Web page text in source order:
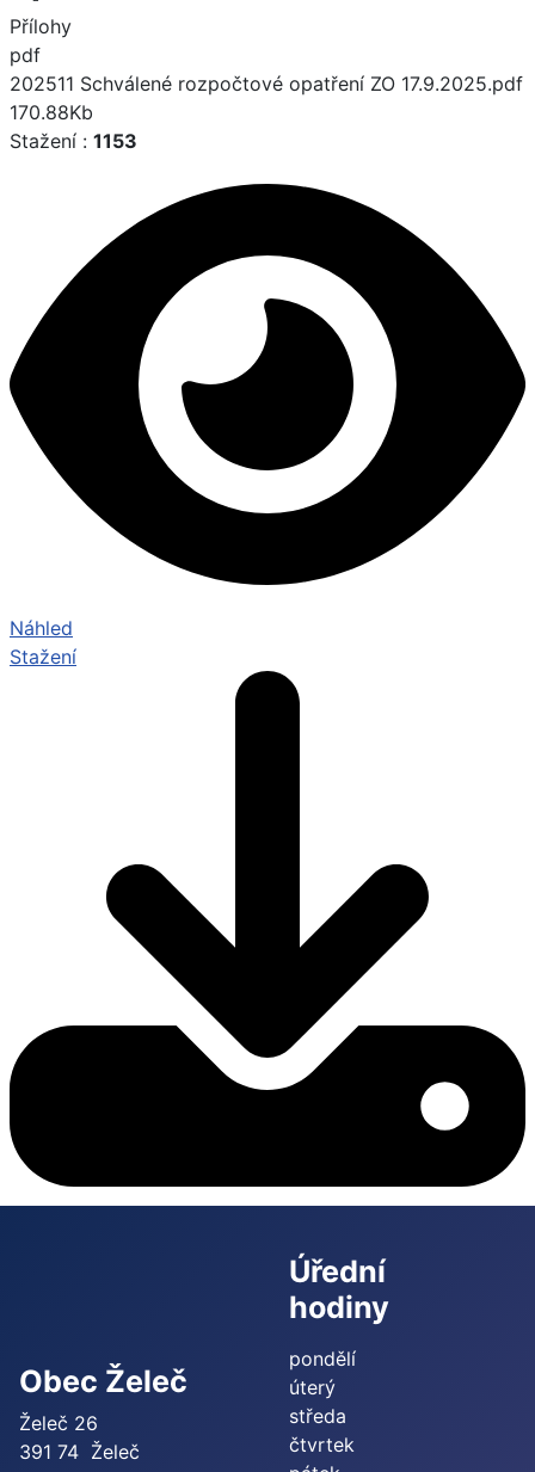
Přílohy
pdf
202511 Schválené rozpočtové opatření ZO 17.9.2025.pdf
170.88Kb
Stažení : 1153
Náhled
Stažení
Obec Želeč
Želeč 26
391 74 Želeč
Úřední
hodiny
pondělí
úterý
středa
čtvrtek